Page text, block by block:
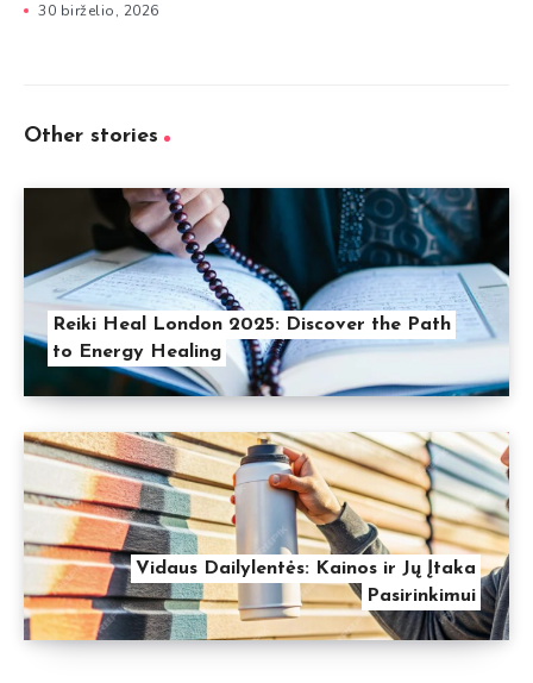
30 birželio, 2026
Other stories
Reiki Heal London 2025: Discover the Path
to Energy Healing
Vidaus Dailylentės: Kainos ir Jų Įtaka
Pasirinkimui